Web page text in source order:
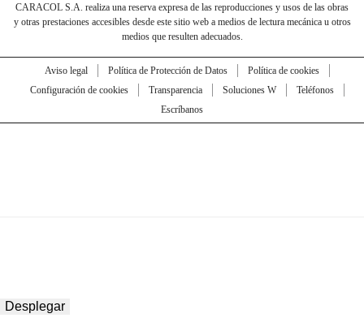
CARACOL S.A. realiza una reserva expresa de las reproducciones y usos de las obras
y otras prestaciones accesibles desde este sitio web a medios de lectura mecánica u otros
medios que resulten adecuados.
Aviso legal Política de Protección de Datos
Política de cookies
Configuración de cookies
Transparencia Soluciones W
Teléfonos
Escríbanos
Desplegar